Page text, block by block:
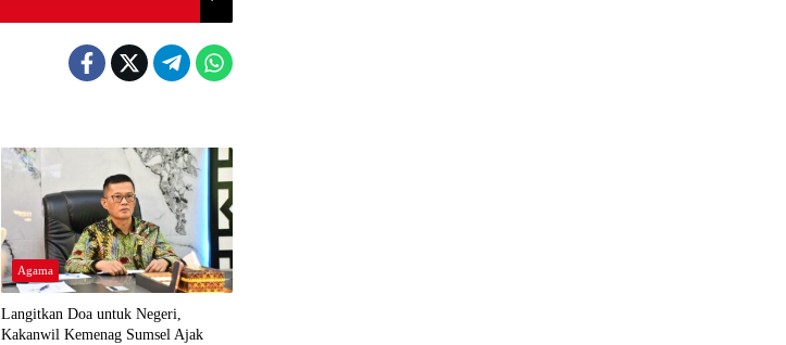
Agama
Langitkan Doa untuk Negeri,
Kakanwil Kemenag Sumsel Ajak